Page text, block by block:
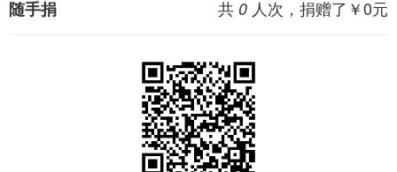
共 0 人次，捐赠了￥0元
随手捐